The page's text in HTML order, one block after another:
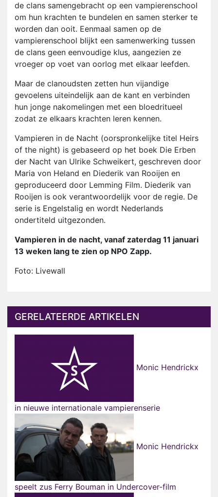
de clans samengebracht op een vampierenschool
om hun krachten te bundelen en samen sterker te
worden dan ooit. Eenmaal samen op de
vampierenschool blijkt een samenwerking tussen
de clans geen eenvoudige klus, aangezien ze
vroeger op voet van oorlog met elkaar leefden.
Maar de clanoudsten zetten hun vijandige
gevoelens uiteindelijk aan de kant en verbinden
hun jonge nakomelingen met een bloedritueel
zodat ze elkaars krachten leren kennen.
Vampieren in de Nacht (oorspronkelijke titel Heirs
of the night) is gebaseerd op het boek Die Erben
der Nacht van Ulrike Schweikert, geschreven door
Maria von Heland en Diederik van Rooijen en
geproduceerd door Lemming Film. Diederik van
Rooijen is ook verantwoordelijk voor de regie. De
serie is Engelstalig en wordt Nederlands
ondertiteld uitgezonden.
Vampieren in de nacht, vanaf zaterdag 11 januari
13 weken lang te zien op NPO Zapp.
Foto: Livewall
GERELATEERDE ARTIKELEN
Monic Hendrickx
in nieuwe internationale vampierenserie
Monic Hendrickx
speelt zus Ferry Bouman in Undercover-film